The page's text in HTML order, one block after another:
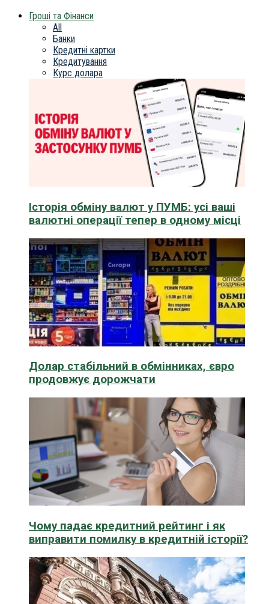
Гроші та Фінанси
All
Банки
Кредитні картки
Кредитування
Курс долара
Історія обміну валют у ПУМБ: усі ваші
валютні операції тепер в одному місці
Долар стабільний в обмінниках, євро
продовжує дорожчати
Чому падає кредитний рейтинг і як
виправити помилку в кредитній історії?